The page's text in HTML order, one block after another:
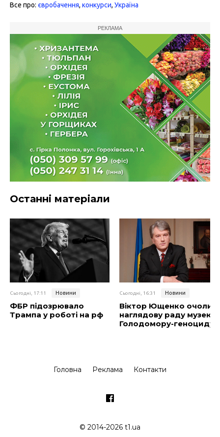
Все про: євробачення, конкурси, Україна
РЕКЛАМА
Останні матеріали
Сьогодні, 17:11 Новини
ФБР підозрювало
Трампа у роботі на рф
Сьогодні, 16:31 Новини
Віктор Ющенко очолив
наглядову раду музею
Голодомору-геноциду
Головна Реклама Контакти
© 2014-2026 t1.ua